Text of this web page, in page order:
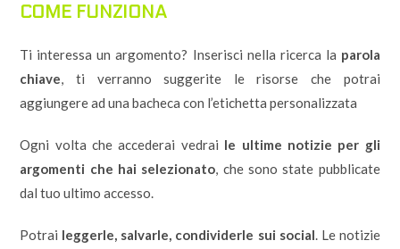
COME FUNZIONA
Ti interessa un argomento? Inserisci nella ricerca la parola
chiave , ti verranno suggerite le risorse che potrai
aggiungere ad una bacheca con l’etichetta personalizzata
Ogni volta che accederai vedrai le ultime notizie per gli
argomenti che hai selezionato , che sono state pubblicate
dal tuo ultimo accesso.
Potrai leggerle, salvarle, condividerle sui social . Le notizie